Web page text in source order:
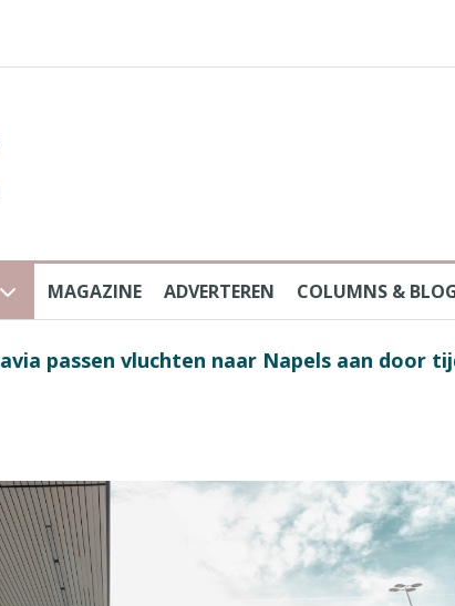
MAGAZINE ADVERTEREN COLUMNS &
passen vluchten naar Napels aan door